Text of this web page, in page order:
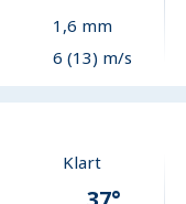
1,6 mm
6 (13) m/s
Klart